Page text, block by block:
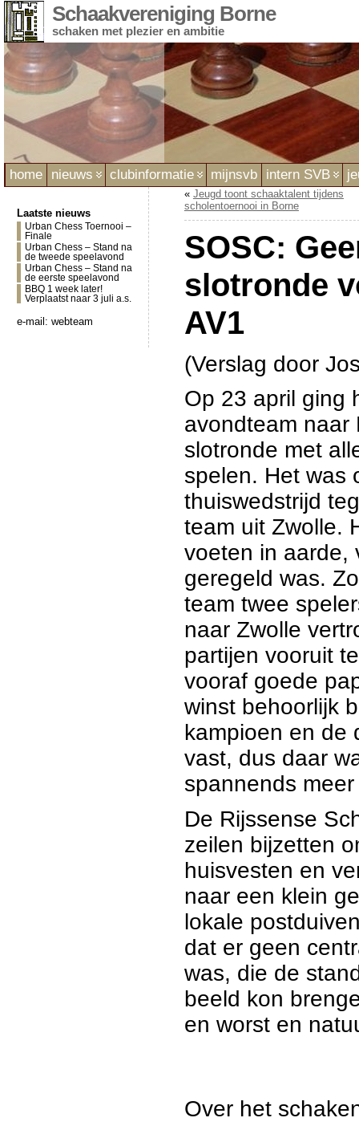
Schaakvereniging Borne
schaken met plezier en ambitie
home nieuws clubinformatie mijnsvb intern SVB
Laatste nieuws
Urban Chess Toernooi –
Finale
Urban Chess – Stand na
de tweede speelavond
Urban Chess – Stand na
de eerste speelavond
BBQ 1 week later!
Verplaatst naar 3 juli a.s.
e-mail: webteam
« Jeugd toont schaaktalent tijdens
scholentoernooi in Borne
SOSC:
slotronde
AV1
(Verslag door
Op 23 april ging
avondteam naar
slotronde met
spelen. Het was
thuiswedstrijd
team uit Zwolle.
voeten in aarde,
geregeld was.
team twee
naar Zwolle
partijen vooruit
vooraf goede
winst behoorlijk
kampioen en de
vast, dus daar
spannends
De Rijssense
zeilen bijzetten
huisvesten en
naar een klein
lokale
dat er geen
was, die de
beeld kon
en worst en
Over het